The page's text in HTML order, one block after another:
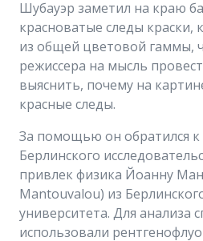
Шубауэр заметил на краю
красноватые следы
из общей цветовой гаммы,
режиссера на мысль
выяснить, почему на
красные следы.
За помощью он обратился к
Берлинского
привлек физика Йоанну
Mantouvalou) из
университета. Для анализа
использовали